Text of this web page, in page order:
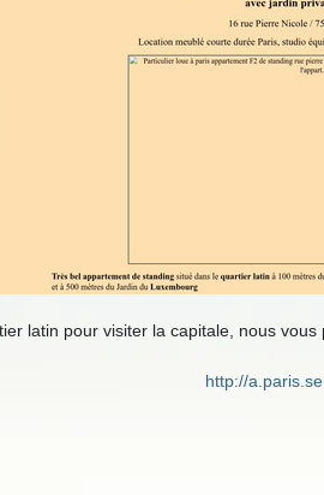
latin pour visiter la capitale, nous
http://